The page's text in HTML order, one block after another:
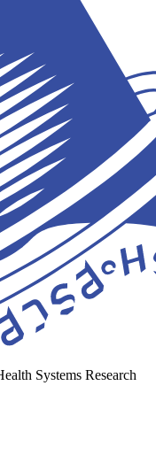
Systems Research